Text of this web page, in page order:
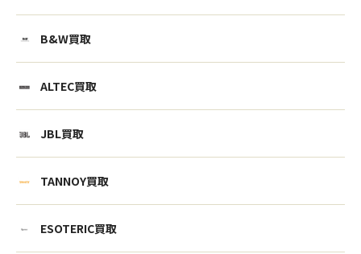
B&W買取
ALTEC買取
JBL買取
TANNOY買取
ESOTERIC買取